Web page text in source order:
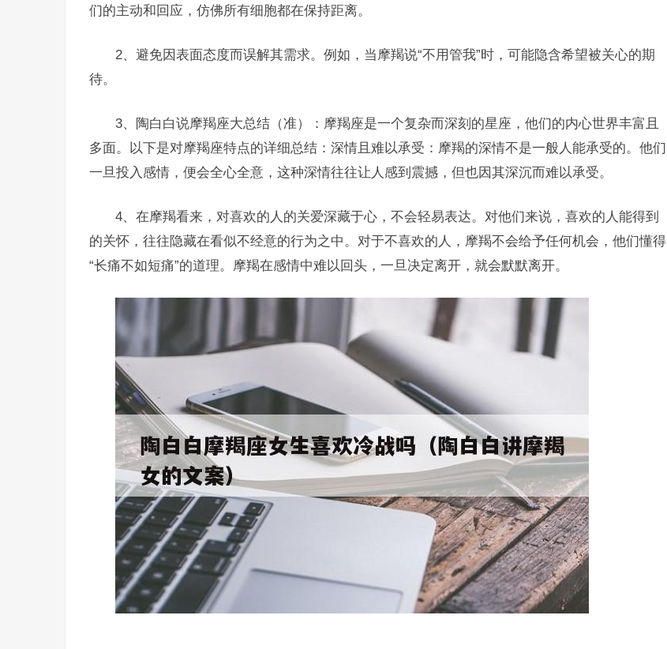
们的主动和回应，仿佛所有细胞都在保持距离。
2、避免因表面态度而误解其需求。例如，当摩羯说“不用管我”时，可能隐含希望被关心的期
待。
3、陶白白说摩羯座大总结（准）：摩羯座是一个复杂而深刻的星座，他们的内心世界丰富且
多面。以下是对摩羯座特点的详细总结：深情且难以承受：摩羯的深情不是一般人能承受的。他们
一旦投入感情，便会全心全意，这种深情往往让人感到震撼，但也因其深沉而难以承受。
4、在摩羯看来，对喜欢的人的关爱深藏于心，不会轻易表达。对他们来说，喜欢的人能得到
的关怀，往往隐藏在看似不经意的行为之中。对于不喜欢的人，摩羯不会给予任何机会，他们懂得
“长痛不如短痛”的道理。摩羯在感情中难以回头，一旦决定离开，就会默默离开。